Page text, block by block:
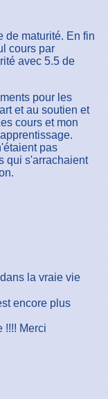
de maturité. En fin
cours par
avec 5.5 de
pour les
et au soutien et
cours et mon
pas
qui s'arrachaient
la vraie vie
encore plus
!!!! Merci